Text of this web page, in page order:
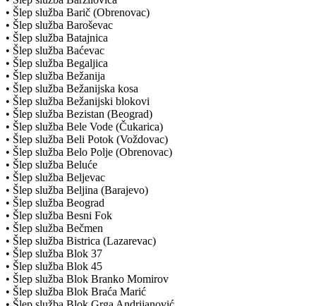
• Šlep služba Barič (Obrenovac)
• Šlep služba Baroševac
• Šlep služba Batajnica
• Šlep služba Baćevac
• Šlep služba Begaljica
• Šlep služba Bežanija
• Šlep služba Bežanijska kosa
• Šlep služba Bežanijski blokovi
• Šlep služba Bezistan (Beograd)
• Šlep služba Bele Vode (Čukarica)
• Šlep služba Beli Potok (Voždovac)
• Šlep služba Belo Polje (Obrenovac)
• Šlep služba Beluće
• Šlep služba Beljevac
• Šlep služba Beljina (Barajevo)
• Šlep služba Beograd
• Šlep služba Besni Fok
• Šlep služba Bečmen
• Šlep služba Bistrica (Lazarevac)
• Šlep služba Blok 37
• Šlep služba Blok 45
• Šlep služba Blok Branko Momirov
• Šlep služba Blok Braća Marić